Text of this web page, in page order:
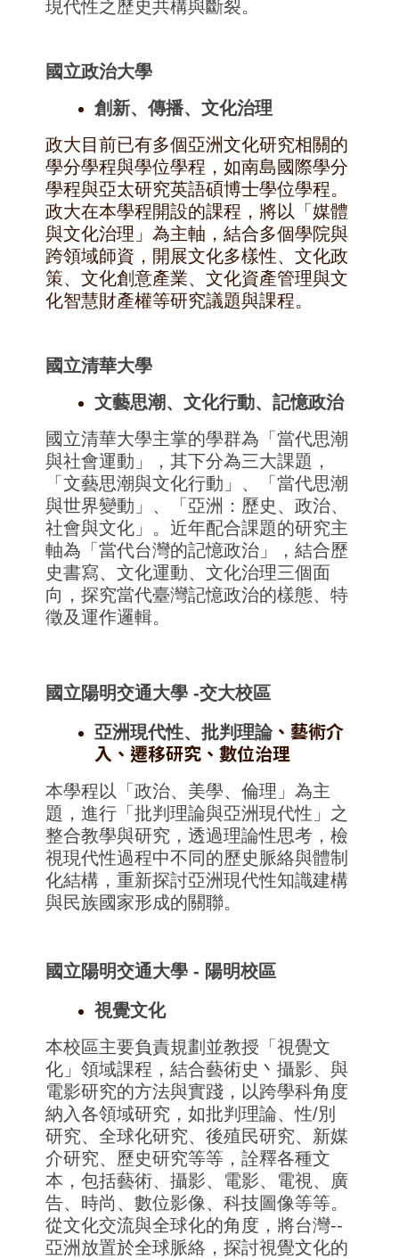
現代性之歷史共構與斷裂。
國立政治大學
創新、傳播、文化治理
政大目前已有多個亞洲文化研究相關的
學分學程與學位學程，如南島國際學分
學程與亞太研究英語碩博士學位學程。
政大在本學程開設的課程，將以「媒體
與文化治理」為主軸，結合多個學院與
跨領域師資，開展文化多樣性、文化政
策、文化創意產業、文化資產管理與文
化智慧財產權等研究議題與課程。
國立清華大學
文藝思潮、文化行動、記憶政治
國立清華大學主掌的學群為「當代思潮
與社會運動」，其下分為三大課題，
「文藝思潮與文化行動」、「當代思潮
與世界變動」、「亞洲：歷史、政治、
社會與文化」。近年配合課題的研究主
軸為「當代台灣的記憶政治」，結合歷
史書寫、文化運動、文化治理三個面
向，探究當代臺灣記憶政治的樣態、特
徵及運作邏輯。
國立陽明交通大學 -交大校區
亞洲現代性、批判理論、 藝術介
入、遷移研究、數位治理
本學程以「政治、美學、倫理」為主
題，進行「批判理論與亞洲現代性」之
整合教學與研究，透過理論性思考，檢
視現代性過程中不同的歷史脈絡與體制
化結構，重新探討亞洲現代性知識建構
與民族國家形成的關聯。
國立陽明交通大學 - 陽明校區
視覺文化
本校區主要負責規劃並教授「視覺文
化」領域課程，結合藝術史丶攝影、與
電影研究的方法與實踐， 以跨學科角度
納入各領域研究，如批判理論、性/別
研究、全球化研究、後殖民研究、新媒
介研究、歷史研究等等，詮釋各種文
本，包括藝術、攝影、電影、電視、廣
告、時尚、數位影像、科技圖像等等。
從文化交流與全球化的角度，將台灣--
亞洲放置於全球脈絡，探討視覺文化的